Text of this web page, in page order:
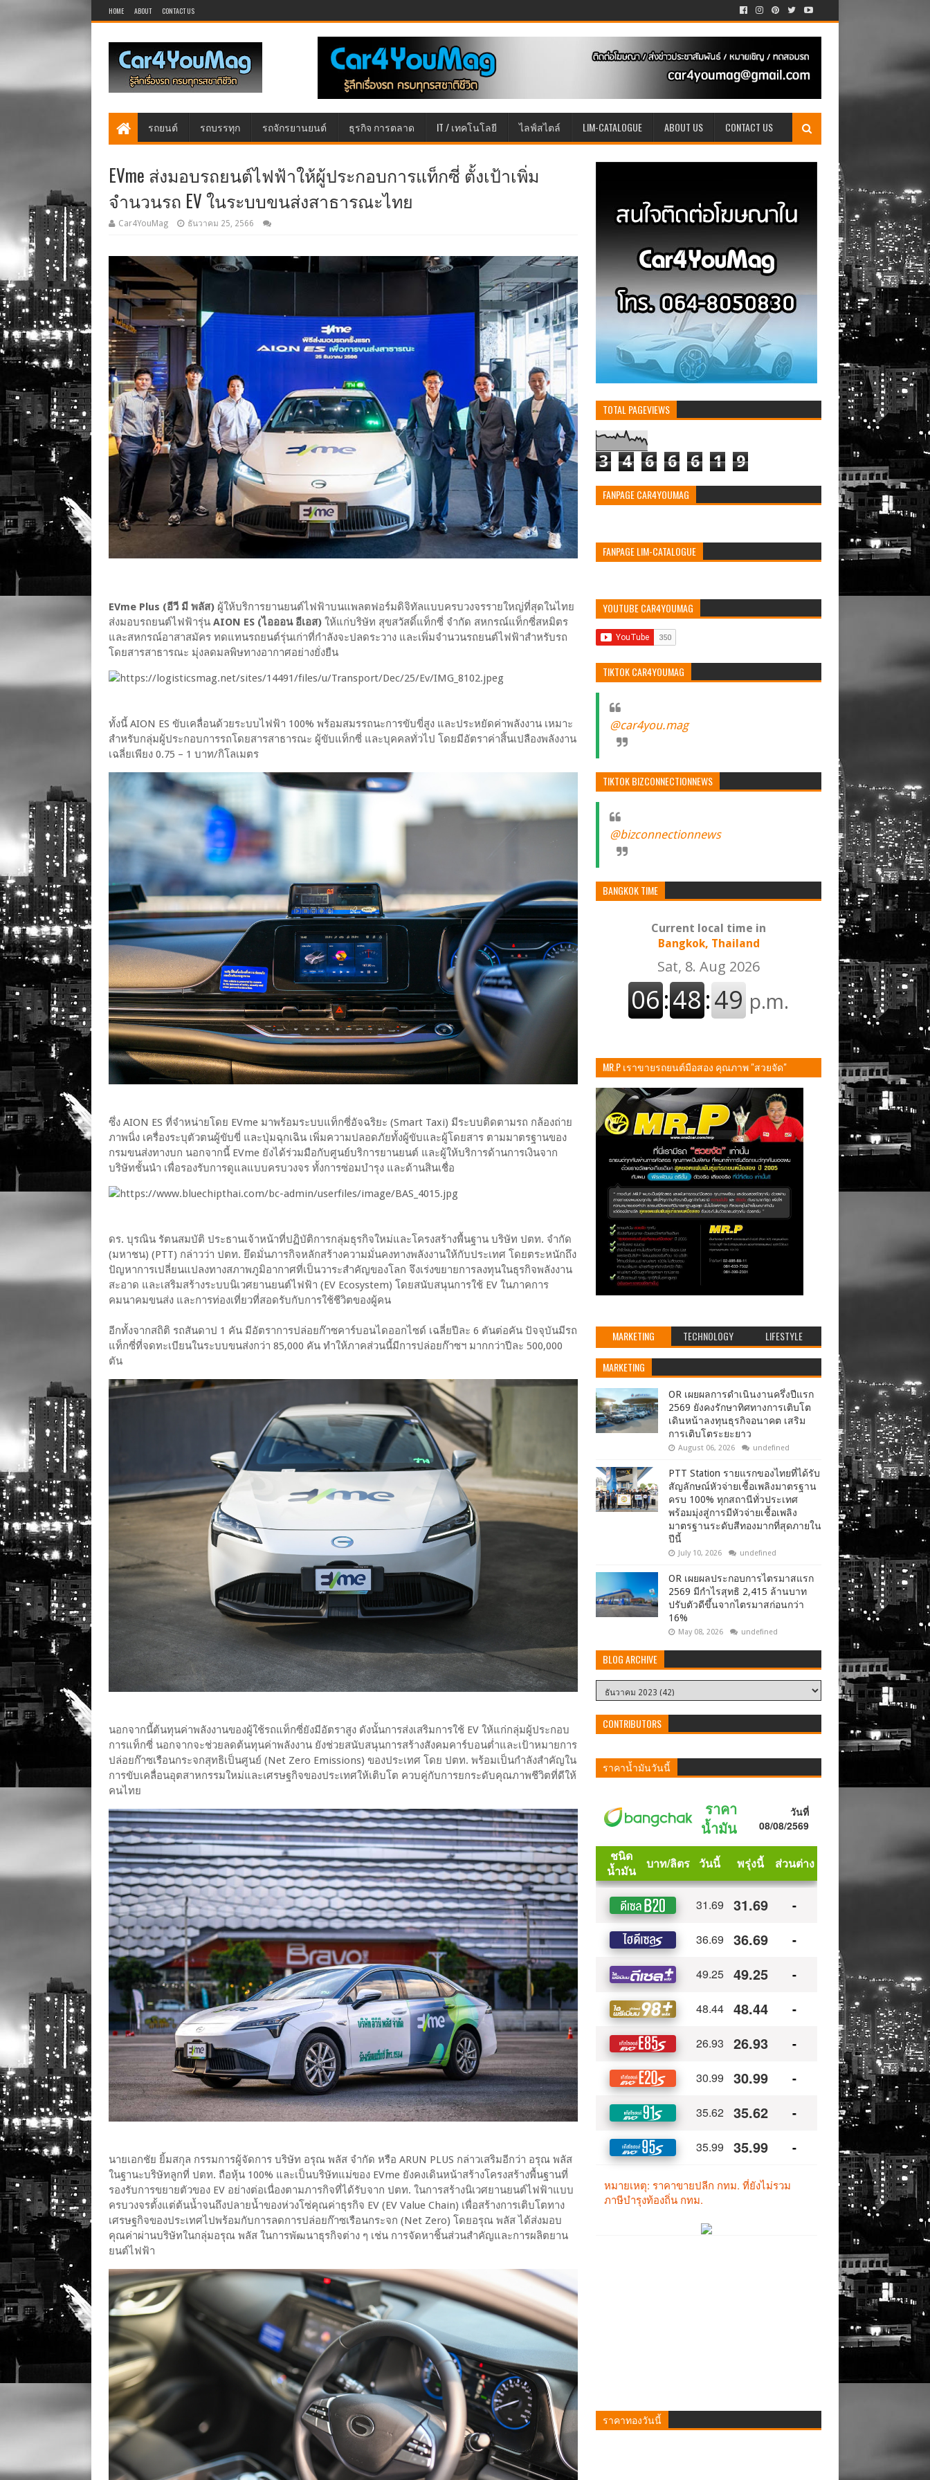
HOME ABOUT CONTACT US
รถยนต์ รถบรรทุก รถจักรยานยนต์ ธุรกิจ การตลาด IT / เทคโนโลยี ไลฟ์สไตล์ LIM-CATALOGUE ABOUT US CONTACT US
EVme ส่งมอบรถยนต์ไฟฟ้าให้ผู้ประกอบการแท็กซี่ ตั้งเป้าเพิ่ม
จำนวนรถ EV ในระบบขนส่งสาธารณะไทย
Car4YouMag ธันวาคม 25, 2566
EVme Plus (อีวี มี พลัส) ผู้ให้บริการยานยนต์ไฟฟ้าบนแพลตฟอร์มดิจิทัลแบบครบวงจรรายใหญ่ที่สุดในไทย
ส่งมอบรถยนต์ไฟฟ้ารุ่น AION ES (ไอออน อีเอส) ให้แก่บริษัท สุขสวัสดิ์แท็กซี่ จำกัด สหกรณ์แท็กซี่สหมิตร
และสหกรณ์อาสาสมัคร ทดแทนรถยนต์รุ่นเก่าที่กำลังจะปลดระวาง และเพิ่มจำนวนรถยนต์ไฟฟ้าสำหรับรถ
โดยสารสาธารณะ มุ่งลดมลพิษทางอากาศอย่างยั่งยืน
ทั้งนี้ AION ES ขับเคลื่อนด้วยระบบไฟฟ้า 100% พร้อมสมรรถนะการขับขี่สูง และประหยัดค่าพลังงาน เหมาะ
สำหรับกลุ่มผู้ประกอบการรถโดยสารสาธารณะ ผู้ขับแท็กซี่ และบุคคลทั่วไป โดยมีอัตราค่าสิ้นเปลืองพลังงาน
เฉลี่ยเพียง 0.75 – 1 บาท/กิโลเมตร
ซึ่ง AION ES ที่จำหน่ายโดย EVme มาพร้อมระบบแท็กซี่อัจฉริยะ (Smart Taxi) มีระบบติดตามรถ กล้องถ่าย
ภาพนิ่ง เครื่องระบุตัวตนผู้ขับขี่ และปุ่มฉุกเฉิน เพิ่มความปลอดภัยทั้งผู้ขับและผู้โดยสาร ตามมาตรฐานของ
กรมขนส่งทางบก นอกจากนี้ EVme ยังได้ร่วมมือกับศูนย์บริการยานยนต์ และผู้ให้บริการด้านการเงินจาก
บริษัทชั้นนำ เพื่อรองรับการดูแลแบบครบวงจร ทั้งการซ่อมบำรุง และด้านสินเชื่อ
ดร. บุรณิน รัตนสมบัติ ประธานเจ้าหน้าที่ปฏิบัติการกลุ่มธุรกิจใหม่และโครงสร้างพื้นฐาน บริษัท ปตท. จำกัด
(มหาชน) (PTT) กล่าวว่า ปตท. ยึดมั่นภารกิจหลักสร้างความมั่นคงทางพลังงานให้กับประเทศ โดยตระหนักถึง
ปัญหาการเปลี่ยนแปลงทางสภาพภูมิอากาศที่เป็นวาระสำคัญของโลก จึงเร่งขยายการลงทุนในธุรกิจพลังงาน
สะอาด และเสริมสร้างระบบนิเวศยานยนต์ไฟฟ้า (EV Ecosystem) โดยสนับสนุนการใช้ EV ในภาคการ
คมนาคมขนส่ง และการท่องเที่ยวที่สอดรับกับการใช้ชีวิตของผู้คน
อีกทั้งจากสถิติ รถสันดาป 1 คัน มีอัตราการปล่อยก๊าซคาร์บอนไดออกไซด์ เฉลี่ยปีละ 6 ตันต่อคัน ปัจจุบันมีรถ
แท็กซี่ที่จดทะเบียนในระบบขนส่งกว่า 85,000 คัน ทำให้ภาคส่วนนี้มีการปล่อยก๊าซฯ มากกว่าปีละ 500,000
ตัน
นอกจากนี้ต้นทุนค่าพลังงานของผู้ใช้รถแท็กซี่ยังมีอัตราสูง ดังนั้นการส่งเสริมการใช้ EV ให้แก่กลุ่มผู้ประกอบ
การแท็กซี่ นอกจากจะช่วยลดต้นทุนค่าพลังงาน ยังช่วยสนับสนุนการสร้างสังคมคาร์บอนต่ำและเป้าหมายการ
ปล่อยก๊าซเรือนกระจกสุทธิเป็นศูนย์ (Net Zero Emissions) ของประเทศ โดย ปตท. พร้อมเป็นกำลังสำคัญใน
การขับเคลื่อนอุตสาหกรรมใหม่และเศรษฐกิจของประเทศให้เติบโต ควบคู่กับการยกระดับคุณภาพชีวิตที่ดีให้
คนไทย
นายเอกชัย ยิ้มสกุล กรรมการผู้จัดการ บริษัท อรุณ พลัส จำกัด หรือ ARUN PLUS กล่าวเสริมอีกว่า อรุณ พลัส
ในฐานะบริษัทลูกที่ ปตท. ถือหุ้น 100% และเป็นบริษัทแม่ของ EVme ยังคงเดินหน้าสร้างโครงสร้างพื้นฐานที่
รองรับการขยายตัวของ EV อย่างต่อเนื่องตามภารกิจที่ได้รับจาก ปตท. ในการสร้างนิเวศยานยนต์ไฟฟ้าแบบ
ครบวงจรตั้งแต่ต้นน้ำจนถึงปลายน้ำของห่วงโซ่คุณค่าธุรกิจ EV (EV Value Chain) เพื่อสร้างการเติบโตทาง
เศรษฐกิจของประเทศไปพร้อมกับการลดการปล่อยก๊าซเรือนกระจก (Net Zero) โดยอรุณ พลัส ได้ส่งมอบ
คุณค่าผ่านบริษัทในกลุ่มอรุณ พลัส ในการพัฒนาธุรกิจต่าง ๆ เช่น การจัดหาชิ้นส่วนสำคัญและการผลิตยาน
ยนต์ไฟฟ้า
TOTAL PAGEVIEWS
3 4 6 6 6 1 9
FANPAGE CAR4YOUMAG
FANPAGE LIM-CATALOGUE
YOUTUBE CAR4YOUMAG
TIKTOK CAR4YOUMAG
@car4you.mag
TIKTOK BIZCONNECTIONNEWS
@bizconnectionnews
BANGKOK TIME
Current local time in
Bangkok, Thailand
MR.P เราขายรถยนต์มือสอง คุณภาพ "สวยจัด"
MARKETING TECHNOLOGY LIFESTYLE
MARKETING
OR เผยผลการดำเนินงานครึ่งปีแรก
2569 ยังคงรักษาทิศทางการเติบโต
เดินหน้าลงทุนธุรกิจอนาคต เสริม
การเติบโตระยะยาว
August 06, 2026 undefined
PTT Station รายแรกของไทยที่ได้รับ
สัญลักษณ์หัวจ่ายเชื้อเพลิงมาตรฐาน
ครบ 100% ทุกสถานีทั่วประเทศ
พร้อมมุ่งสู่การมีหัวจ่ายเชื้อเพลิง
มาตรฐานระดับสีทองมากที่สุดภายใน
ปีนี้
July 10, 2026 undefined
OR เผยผลประกอบการไตรมาสแรก
2569 มีกำไรสุทธิ 2,415 ล้านบาท
ปรับตัวดีขึ้นจากไตรมาสก่อนกว่า
16%
May 08, 2026 undefined
BLOG ARCHIVE
CONTRIBUTORS
ราคาน้ำมันวันนี้
ราคาทองวันนี้